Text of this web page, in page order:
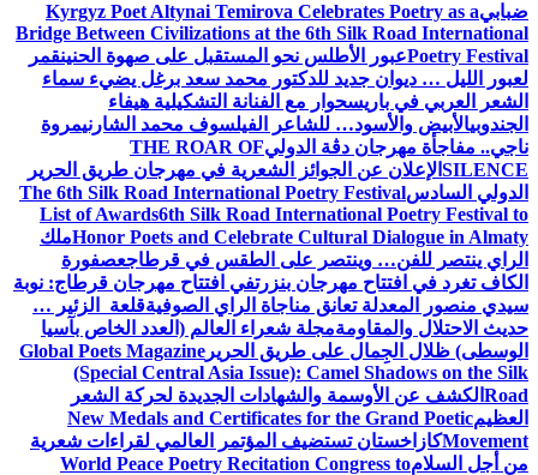
ضبابيKyrgyz Poet Altynai Temirova Celebrates Poetry as a
Bridge Between Civilizations at the 6th Silk Road International
Poetry Festivalعبور الأطلس نحو المستقبل على صهوة الحنينقمر
لعبور الليل … ديوان جديد للدكتور محمد سعد برغل يضيء سماء
الشعر العربي في باريسحوار مع الفنانة التشكيلية هيفاء
الجندوبيالأبيض والأسود… للشاعر الفيلسوف محمد الشارنيمروة
ناجي.. مفاجأة مهرجان دڨة الدوليTHE ROAR OF
SILENCE الإعلان عن الجوائز الشعرية في مهرجان طريق الحرير
الدولي السادسThe 6th Silk Road International Poetry Festival
List of Awards6th Silk Road International Poetry Festival to
Honor Poets and Celebrate Cultural Dialogue in Almatyملك
الراي ينتصر للفن… وينتصر على الطقس في قرطاجعصفورة
الكاف تغرد في افتتاح مهرجان بنزرتفي افتتاح مهرجان قرطاج: نوبة
سيدي منصور المعدلة تعانق مناجاة الراي الصوفيةقلعة الزئير …
حديث الاحتلال والمقاومةمجلة شعراء العالم (العدد الخاص بآسيا
الوسطى) ظلال الجِمال على طريق الحرير Global Poets Magazine
(Special Central Asia Issue): Camel Shadows on the Silk
Road الكشف عن الأوسمة والشهادات الجديدة لحركة الشعر
العظيمNew Medals and Certificates for the Grand Poetic
Movementكازاخستان تستضيف المؤتمر العالمي لقراءات شعرية
من أجل السلامWorld Peace Poetry Recitation Congress to